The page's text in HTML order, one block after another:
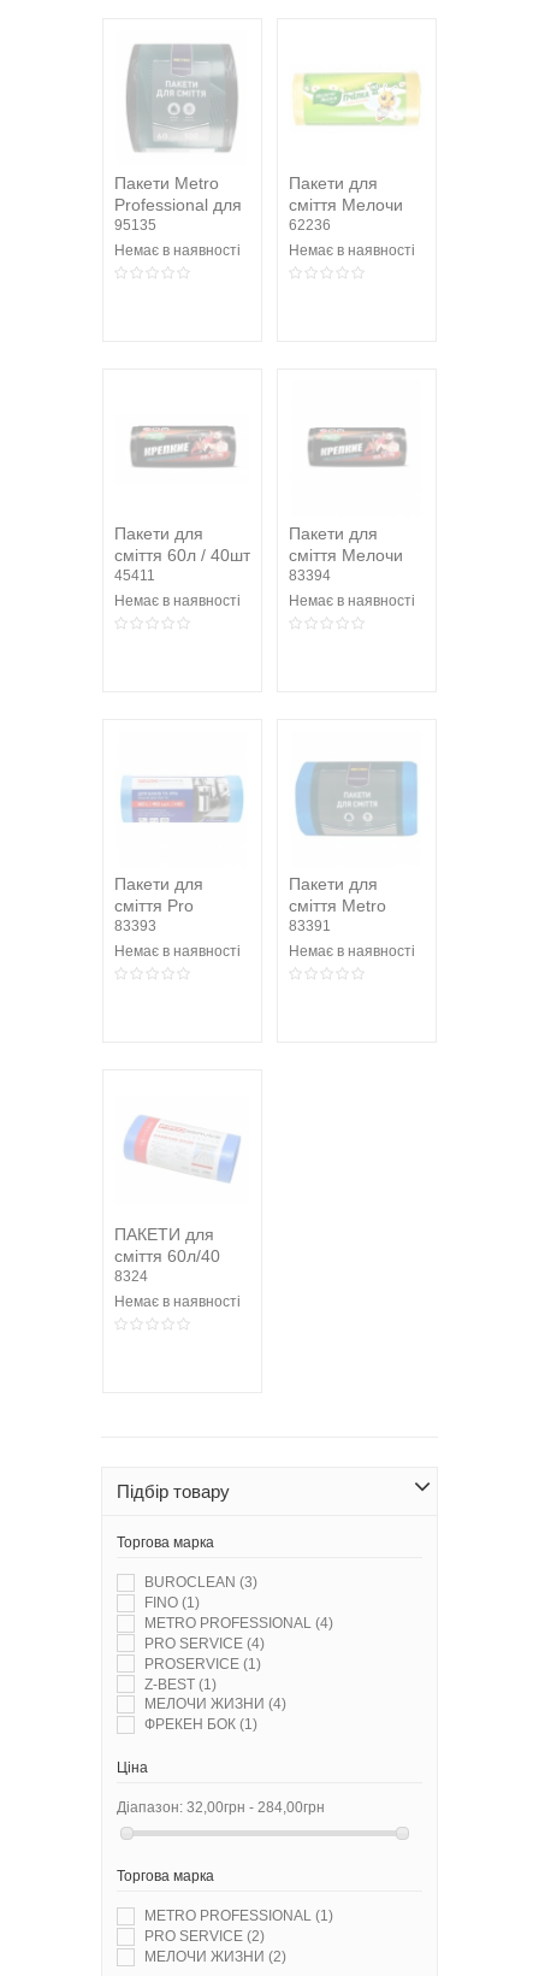
Пакети Metro
Professional для
сміття 60 л 100
шт
95135
Немає в наявності
Пакети для
сміття Мелочи
Жизни Бджілка
60л 40шт
62236
Немає в наявності
Пакети для
сміття 60л / 40шт
45411
Немає в наявності
Пакети для
сміття Мелочи
Жизни Залізні
60х70см 60л
40шт
83394
Немає в наявності
Пакети для
сміття Pro
Service 60л 40шт
83393
Немає в наявності
Пакети для
сміття Metro
Professional 60л
100шт
83391
Немає в наявності
ПАКЕТИ для
сміття 60л/40
колір синій, міцні
HD PROservice
8324
Немає в наявності
Підбір товару
Торгова марка
BUROCLEAN (3)
FINO (1)
METRO PROFESSIONAL (4)
PRO SERVICE (4)
PROSERVICE (1)
Z-BEST (1)
МЕЛОЧИ ЖИЗНИ (4)
ФРЕКЕН БОК (1)
Ціна
Діапазон: 32,00грн - 284,00грн
Торгова марка
METRO PROFESSIONAL (1)
PRO SERVICE (2)
МЕЛОЧИ ЖИЗНИ (2)